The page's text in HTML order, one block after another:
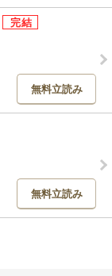
無料立読み
無料立読み